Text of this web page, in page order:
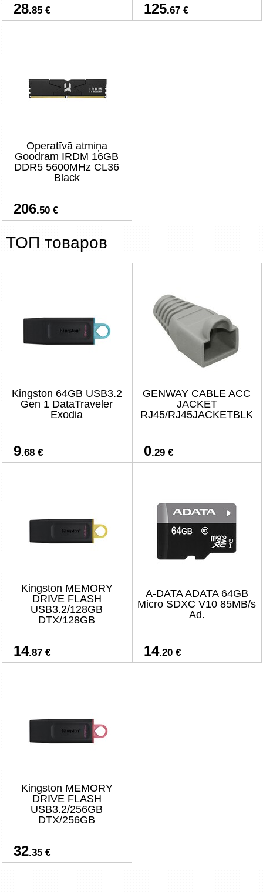
28.85 € 125.67 €
Operatīvā atmiņa
Goodram IRDM 16GB
DDR5 5600MHz CL36
Black
206.50 €
ТОП товаров
Kingston 64GB USB3.2
Gen 1 DataTraveler
Exodia
9.68 €
GENWAY CABLE ACC
JACKET
RJ45/RJ45JACKETBLK
0.29 €
Kingston MEMORY
DRIVE FLASH
USB3.2/128GB
DTX/128GB
14.87 €
A-DATA ADATA 64GB
Micro SDXC V10 85MB/s
Ad.
14.20 €
Kingston MEMORY
DRIVE FLASH
USB3.2/256GB
DTX/256GB
32.35 €